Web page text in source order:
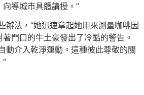
導城市具體講授。”
辦法，”她迅速拿起她用來測量咖啡因
門口的牛土豪發出了冷酷的警告。
動介入乾淨運動。這種彼此尊敬的關
”